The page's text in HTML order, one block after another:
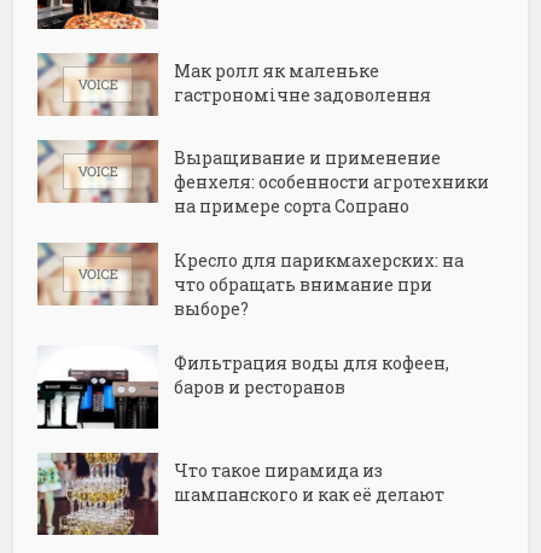
Мак ролл як маленьке
гастрономічне задоволення
Выращивание и применение
фенхеля: особенности агротехники
на примере сорта Сопрано
Кресло для парикмахерских: на
что обращать внимание при
выборе?
Фильтрация воды для кофеен,
баров и ресторанов
Что такое пирамида из
шампанского и как её делают